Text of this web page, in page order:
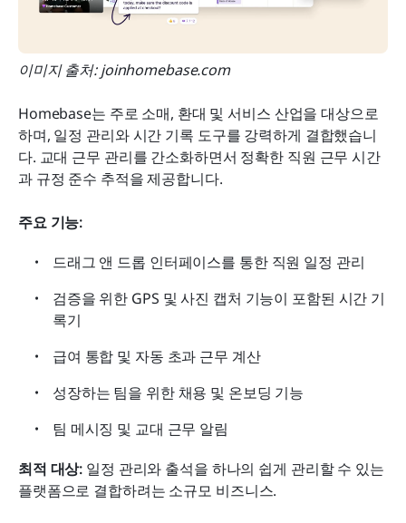
이미지 출처: joinhomebase.com
Homebase는 주로 소매, 환대 및 서비스 산업을 대상으로
하며, 일정 관리와 시간 기록 도구를 강력하게 결합했습니
다. 교대 근무 관리를 간소화하면서 정확한 직원 근무 시간
과 규정 준수 추적을 제공합니다.
주요 기능:
드래그 앤 드롭 인터페이스를 통한 직원 일정 관리
검증을 위한 GPS 및 사진 캡처 기능이 포함된 시간 기
록기
급여 통합 및 자동 초과 근무 계산
성장하는 팀을 위한 채용 및 온보딩 기능
팀 메시징 및 교대 근무 알림
최적 대상: 일정 관리와 출석을 하나의 쉽게 관리할 수 있는
플랫폼으로 결합하려는 소규모 비즈니스.